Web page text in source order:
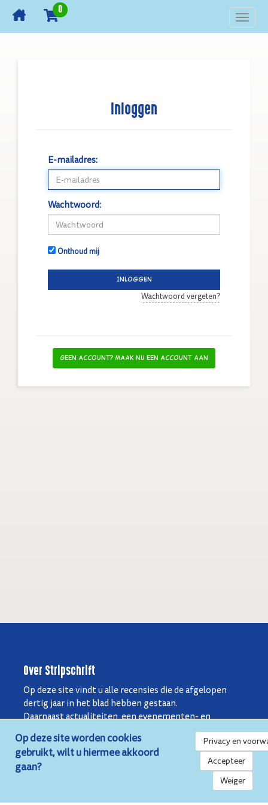
0
Inloggen
E-mailadres:
Wachtwoord:
Onthoud mij
Inloggen
Wachtwoord vergeten?
Geen account? Maak nu een account aan
Over Stripschrift
Op deze site vindt u alle recensies die de afgelopen
dertig jaar in het blad hebben gestaan.
Daarnaast actualiteiten, een evenementen- en
bestelmogelijkheden voor nummers van het blad en
de boekuitgaven.
Op deze site worden cookies
gebruikt, wilt u hiermee akkoord
gaan?
Privacy en
Accepteer
Weiger